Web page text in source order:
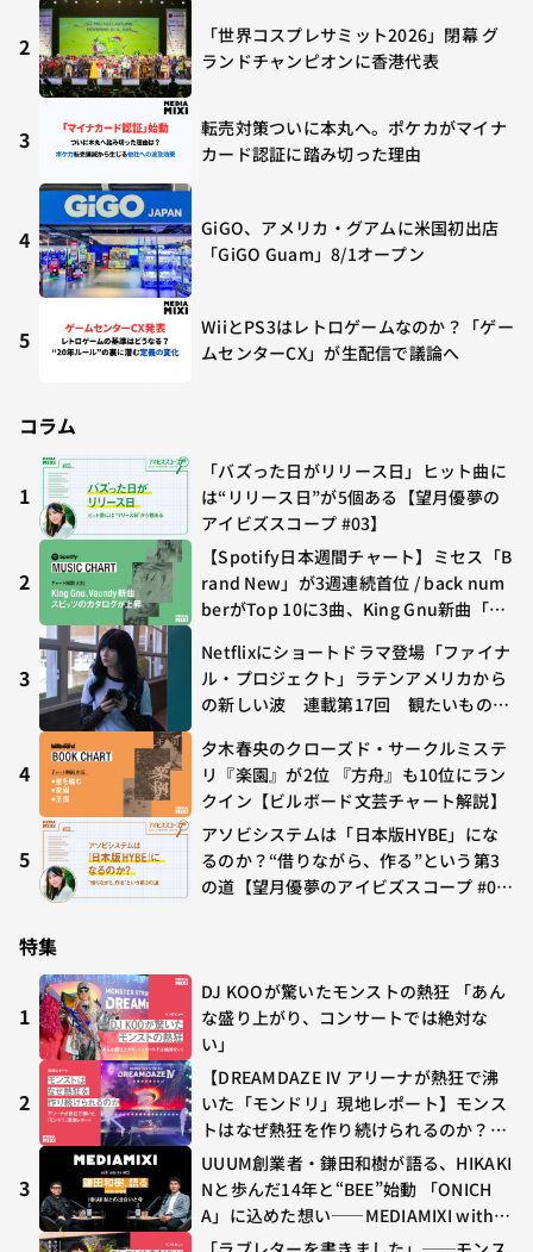
2
「世界コスプレサミット2026」閉幕 グ
ランドチャンピオンに香港代表
3
転売対策ついに本丸へ。ポケカがマイナ
カード認証に踏み切った理由
4
GiGO、アメリカ・グアムに米国初出店
「GiGO Guam」8/1オープン
5
WiiとPS3はレトロゲームなのか？「ゲー
ムセンターCX」が生配信で議論へ
コラム
1
「バズった日がリリース日」ヒット曲に
は“リリース日”が5個ある【望月優夢の
アイビズスコープ #03】
2
【Spotify日本週間チャート】ミセス「B
rand New」が3週連続首位 / back num
berがTop 10に3曲、King Gnu新曲「G
年7/24〜7/30
3
Netflixにショートドラマ登場「ファイナ
ル・プロジェクト」ラテンアメリカから
の新しい波 連載第17回 観たいものが
4
夕木春央のクローズド・サークルミステ
リ『楽園』が2位 『方舟』も10位にラン
クイン【ビルボード文芸チャート解説】
5
アソビシステムは「日本版HYBE」にな
るのか？“借りながら、作る”という第3
の道【望月優夢のアイビズスコープ #0
特集
1
DJ KOOが驚いたモンストの熱狂 「あん
な盛り上がり、コンサートでは絶対な
い」
2
【DREAMDAZE Ⅳ アリーナが熱狂で沸
いた「モンドリ」現地レポート】モンス
トはなぜ熱狂を作り続けられるのか？コ
ラボ初の“真獣神化”やDJ KOO、てつ
や、兎田ぺこら、壱百満天原サロメらも
集結
3
UUUM創業者・鎌田和樹が語る、HIKAKI
Nと歩んだ14年と“BEE”始動 「ONICH
A」に込めた想い——MEDIAMIXI with in
terfm #3